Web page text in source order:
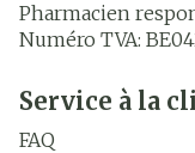
Pharmacien
Numéro TVA:
Service à la
FAQ